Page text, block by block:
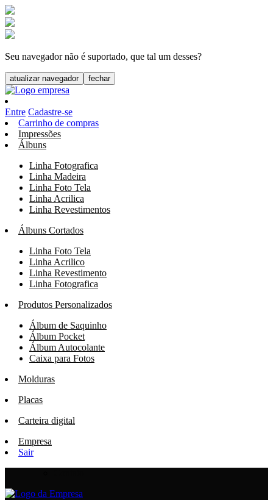
Seu navegador não é suportado, que tal um desses?
atualizar navegador fechar
Entre Cadastre-se
Carrinho de compras
Impressões
Álbuns
Linha Fotografica
Linha Madeira
Linha Foto Tela
Linha Acrilica
Linha Revestimentos
Álbuns Cortados
Linha Foto Tela
Linha Acrilico
Linha Revestimento
Linha Fotografica
Produtos Personalizados
Álbum de Saquinho
Álbum Pocket
Álbum Autocolante
Caixa para Fotos
Molduras
Placas
Carteira digital
Empresa
Sair